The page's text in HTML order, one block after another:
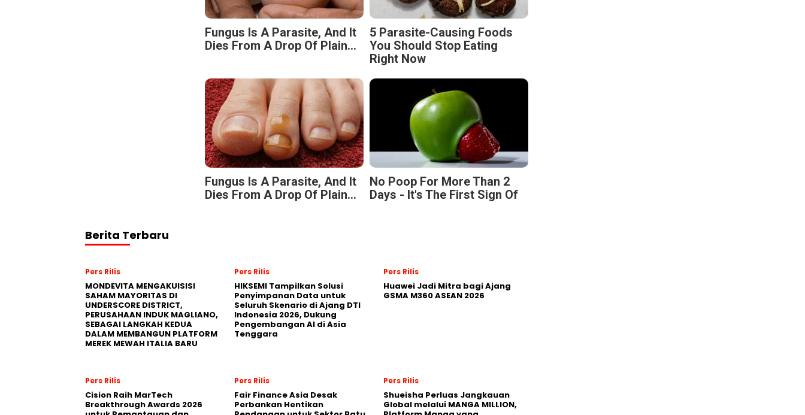
Fungus Is A Parasite, And It
Dies From A Drop Of Plain...
5 Parasite-Causing Foods
You Should Stop Eating
Right Now
Fungus Is A Parasite, And It
Dies From A Drop Of Plain...
No Poop For More Than 2
Days - It's The First Sign Of
Berita Terbaru
Pers Rilis
MONDEVITA MENGAKUISISI
SAHAM MAYORITAS DI
UNDERSCORE DISTRICT,
PERUSAHAAN INDUK MAGLIANO,
SEBAGAI LANGKAH KEDUA
DALAM MEMBANGUN PLATFORM
MEREK MEWAH ITALIA BARU
Pers Rilis
HIKSEMI Tampilkan Solusi
Penyimpanan Data untuk
Seluruh Skenario di Ajang DTI
Indonesia 2026, Dukung
Pengembangan AI di Asia
Tenggara
Pers Rilis
Huawei Jadi Mitra bagi Ajang
GSMA M360 ASEAN 2026
Pers Rilis
Cision Raih MarTech
Breakthrough Awards 2026
Pers Rilis
Fair Finance Asia Desak
Perbankan Hentikan
Pers Rilis
Shueisha Perluas Jangkauan
Global melalui MANGA MILLION,